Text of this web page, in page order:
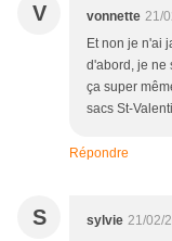
V vonnette 21/
Et non je n'ai
d'abord, je ne
ça super
sacs St-
Répondre
S sylvie 21/02/